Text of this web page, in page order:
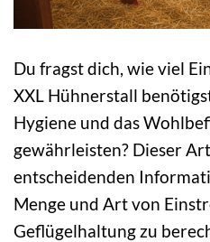
Du fragst dich, wie viel
XXL Hühnerstall
Hygiene und das
gewährleisten? Dieser
entscheidenden
Menge und Art von
Geflügelhaltung zu